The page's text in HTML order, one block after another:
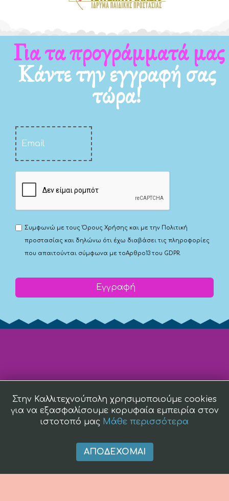
Για τα προγράμματά μας
Κάντε την εγγραφή σας
τώρα!
Συμφωνώ με τουςΌρους Χρήσης και με την Πολιτική
προστασίας και δηλώνω ότι έχω διαβάσει τις πληροφορίες
που απαιτούνται σύμφωνα με τοΑρθρο13 του GDPR.
Εγγραφή
Στην Καλλιτεχνούπολη χρησιμοποιούμε cookies
για να εξασφαλίσουμε κορυφαία εμπειρία στον
ιστοτοπό μας Μάθε περισσότερα
ΑΠΟΔΈΧΟΜΑΙ